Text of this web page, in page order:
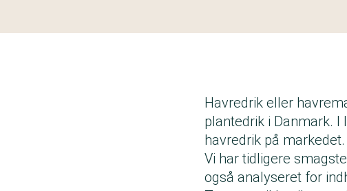
Havredrik eller
plantedrik i Danmark.
havredrik på markedet.
Vi har tidligere
også analyseret for